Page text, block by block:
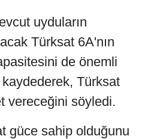
uyduların
Türksat 6A'nın
de önemli
kaydederek, Türksat
vereceğini söyledi.
güce sahip olduğunu